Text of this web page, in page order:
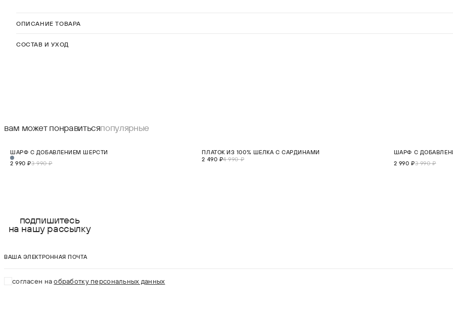
ОПИСАНИЕ ТОВАРА
СОСТАВ И УХОД
вам может понравитьсяпопулярные
ONE SIZE
ШАРФ С ДОБАВЛЕНИЕМ ШЕРСТИ
2 990 ₽3 990 ₽
НОВИНКА
ONE SIZE
ПЛАТОК ИЗ 100% ШЕЛКА С САРДИНАМИ
2 490 ₽4 990 ₽
ШАРФ С
2 990 ₽3 990 ₽
подпишитесь
на нашу рассылку
согласен наобработку персональных данных